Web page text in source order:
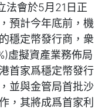
法會於5月21日正
預計今年底前，機
穩定幣發行商，衆
虛擬資產業務佈局
首家爲穩定幣發行
並與金管局首批沙
，其將成爲首家利